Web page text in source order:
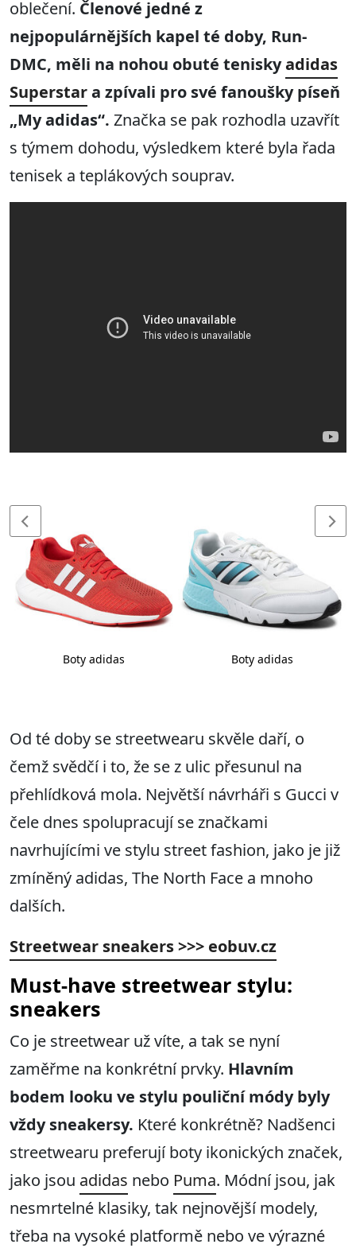
oblečení. Členové jedné z
nejpopulárnějších kapel té doby, Run-
DMC, měli na nohou obuté teniskyadidas
Superstara zpívali pro své fanoušky píseň
„My adidas“. Značka se pak rozhodla uzavřít
s týmem dohodu, výsledkem které byla řada
tenisek a teplákových souprav.
Boty adidas Boty adidas
Od té doby se streetwearu skvěle daří, o
čemž svědčí i to, že se z ulic přesunul na
přehlídková mola. Největší návrháři s Gucci v
čele dnes spolupracují se značkami
navrhujícími ve stylu street fashion, jako je již
zmíněný adidas, The North Face a mnoho
dalších.
Streetwear sneakers >>> eobuv.cz
Must-have streetwear stylu:
sneakers
Co je streetwear už víte, a tak se nyní
zaměřme na konkrétní prvky. Hlavním
bodem looku ve stylu pouliční módy byly
vždy sneakersy. Které konkrétně? Nadšenci
streetwearu preferují boty ikonických značek,
jako jsou adidas nebo Puma. Módní jsou, jak
nesmrtelné klasiky, tak nejnovější modely,
třeba na vysoké platformě nebo ve výrazné